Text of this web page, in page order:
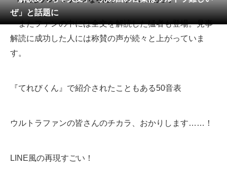
メディア
注目記事を集めた総合ページ
進化するPCとデバイスの未来
AI活用のいまが分かる
ぜ」と話題に
またファンの中には全文を解読した猛者も登場。見事
解読に成功した人には称賛の声が続々と上がっていま
す。
『てれびくん』で紹介されたこともある50音表
ウルトラファンの皆さんのチカラ、おかりします……！
LINE風の再現すごい！